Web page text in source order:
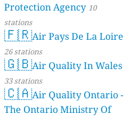
Protection Agency 10
stations
🇫🇷Air Pays De La Loire
26 stations
🇬🇧Air Quality In Wales
33 stations
🇨🇦Air Quality Ontario -
The Ontario Ministry Of